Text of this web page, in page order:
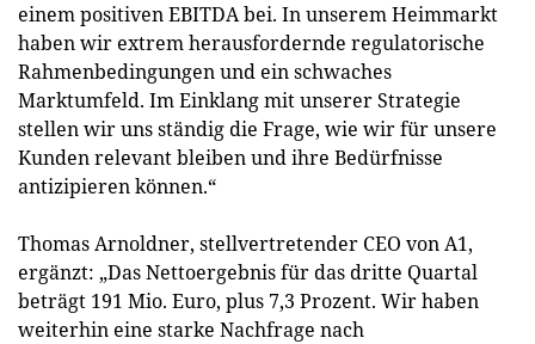
einem positiven EBITDA bei. In unserem Heimmarkt
haben wir extrem herausfordernde regulatorische
Rahmenbedingungen und ein schwaches
Marktumfeld. Im Einklang mit unserer Strategie
stellen wir uns ständig die Frage, wie wir für unsere
Kunden relevant bleiben und ihre Bedürfnisse
antizipieren können.“
Thomas Arnoldner, stellvertretender CEO von A1,
ergänzt: „Das Nettoergebnis für das dritte Quartal
beträgt 191 Mio. Euro, plus 7,3 Prozent. Wir haben
weiterhin eine starke Nachfrage nach